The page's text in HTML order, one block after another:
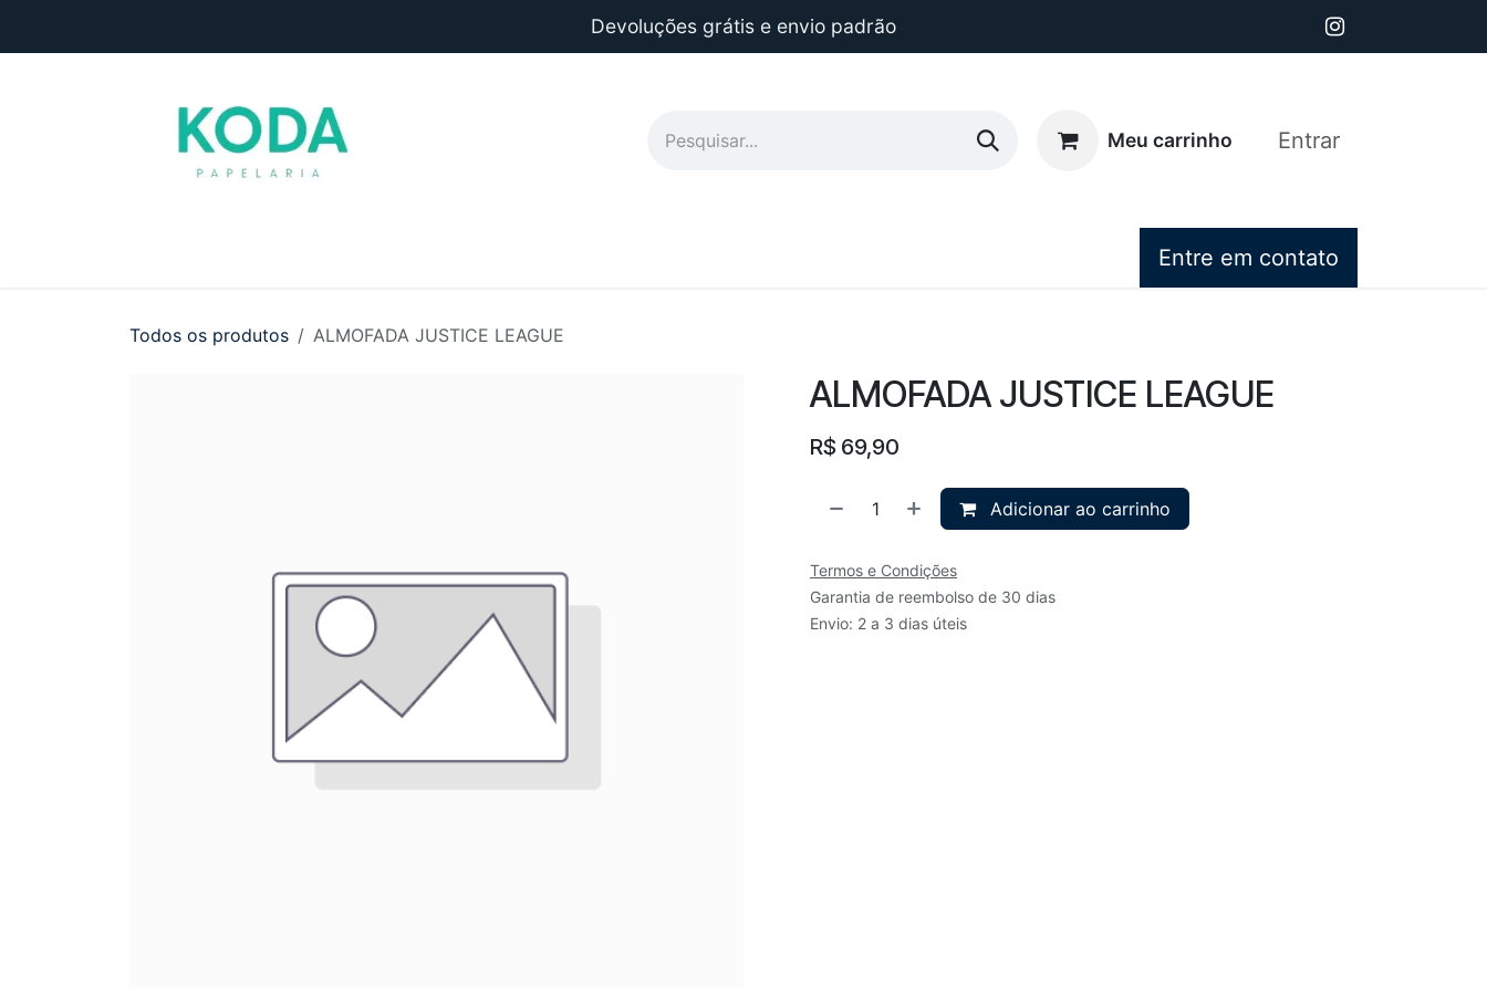
Devoluções grátis e envio padrão
Meu carrinho Entrar
Entre em contato
Todos os produtos ALMOFADA JUSTICE LEAGUE
ALMOFADA JUSTICE LEAGUE
R$ 69,90
Adicionar ao carrinho
Termos e Condições
Garantia de reembolso de 30 dias
Envio: 2 a 3 dias úteis